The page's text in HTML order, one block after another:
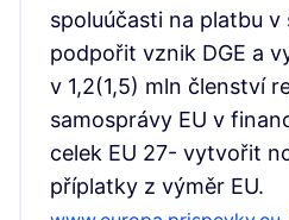
spoluúčasti na platbu v
podpořit vznik DGE a
v 1,2(1,5) mln členství
samosprávy EU v
celek EU 27- vytvořit
příplatky z výměr EU.